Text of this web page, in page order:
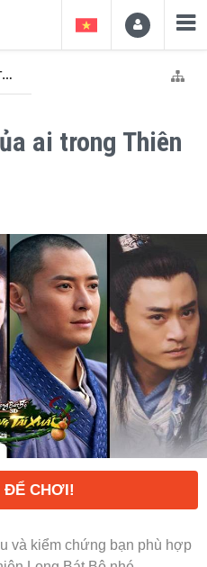
Long Bát Bộ?
ai trong Thiên
ĐỂ CHƠI!
và kiểm chứng bạn phù hợp